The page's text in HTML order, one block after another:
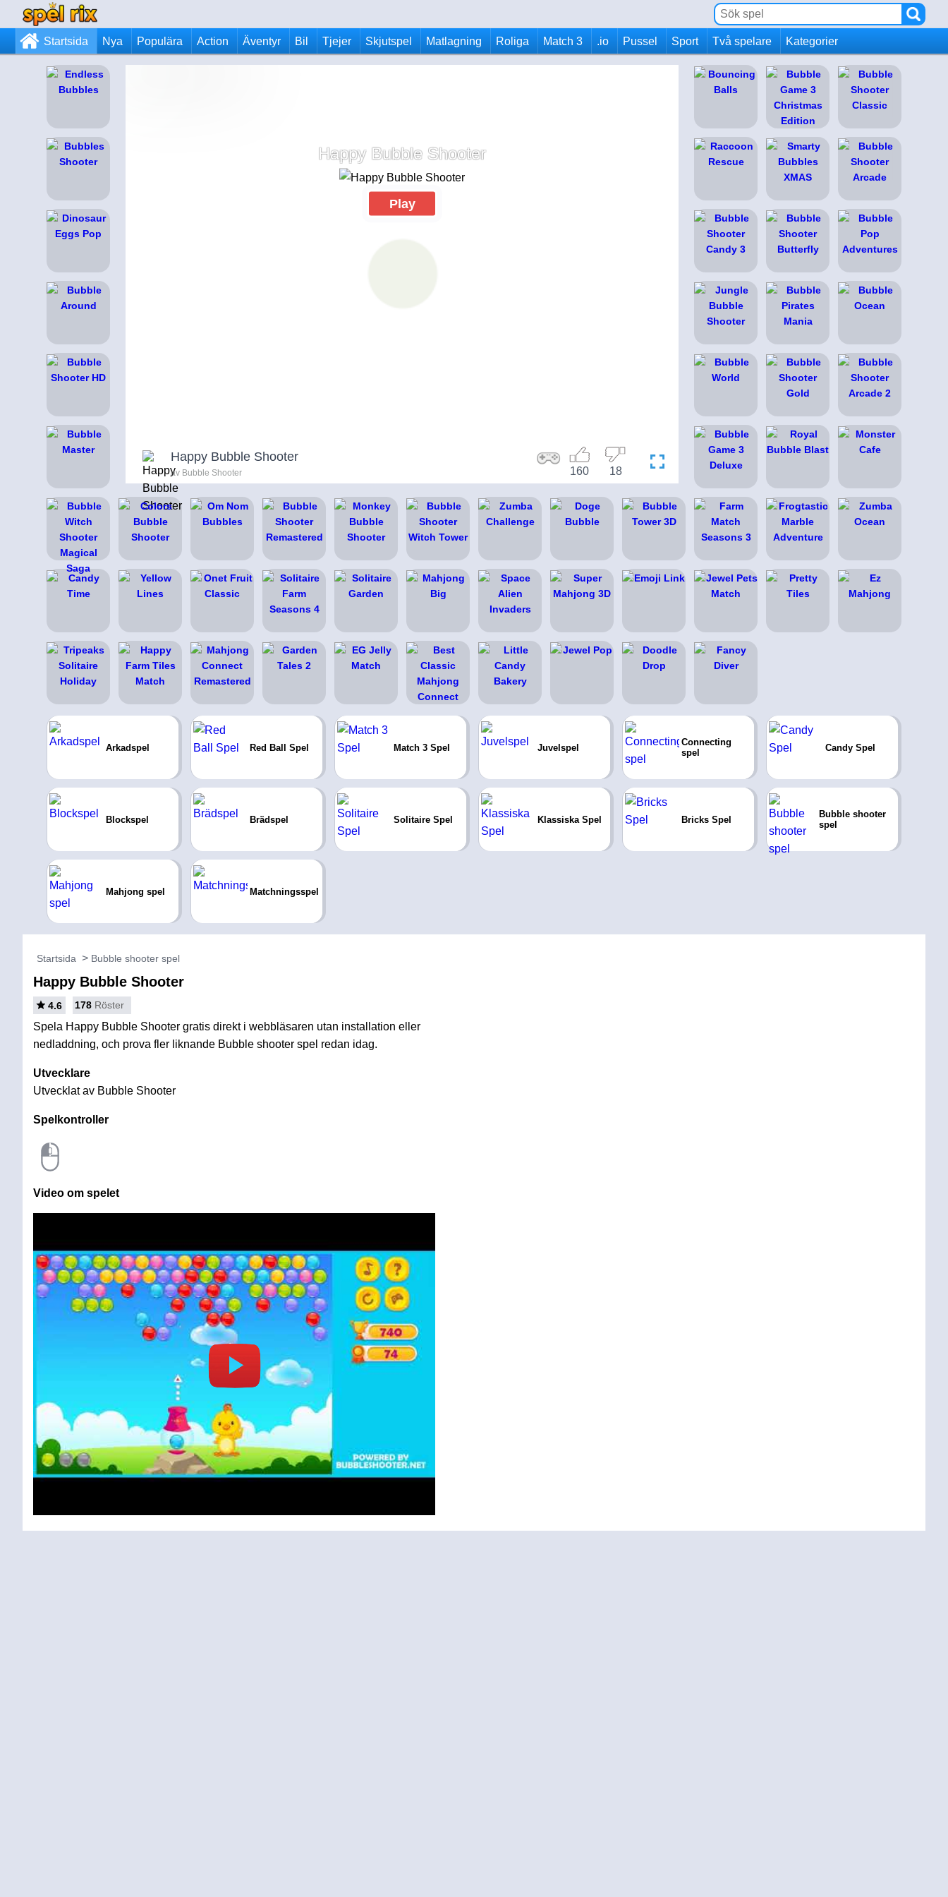
Startsida Nya Populära Action Äventyr Bil Tjejer Skjutspel Matlagning Roliga Match 3 .io Pussel Sport Två spelare Kategorier
Happy Bubble Shooter
Play
Happy Bubble Shooter
av Bubble Shooter 18
160
Arkadspel Red Ball Spel Match 3 Spel Juvelspel
Connecting
spel
Candy Spel
Blockspel Brädspel Solitaire Spel Klassiska Spel Bricks Spel
Bubble shooter
spel
Mahjong spel Matchningsspel
Startsida Bubble shooter spel
Happy Bubble Shooter
4.6 178 Röster
Spela Happy Bubble Shooter gratis direkt i webbläsaren utan installation eller
nedladdning, och prova fler liknande Bubble shooter spel redan idag.
Utvecklare
Utvecklat av Bubble Shooter
Spelkontroller
Video om spelet